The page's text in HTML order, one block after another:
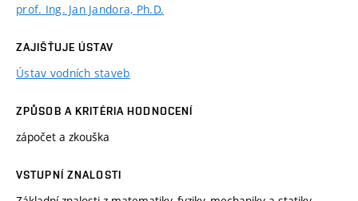
prof. Ing. Jan Jandora, Ph.D.
ZAJIŠŤUJE ÚSTAV
Ústav vodních staveb
ZPŮSOB A KRITÉRIA HODNOCENÍ
zápočet a zkouška
VSTUPNÍ ZNALOSTI